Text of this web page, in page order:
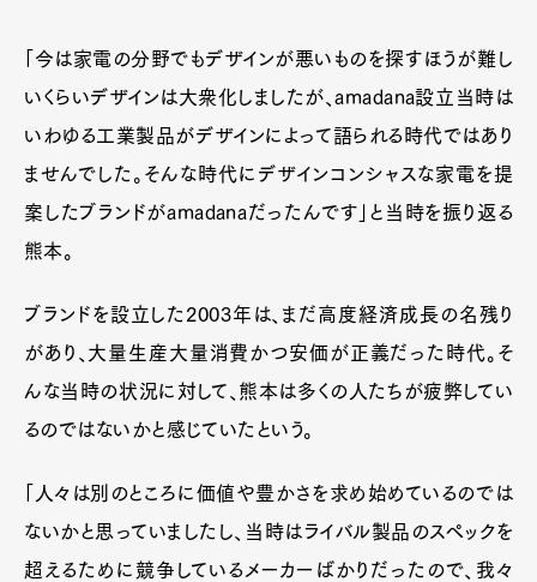
「今は家電の分野でもデザインが悪いものを探すほうが難し
いくらいデザインは大衆化しましたが、amadana設立当時は
いわゆる工業製品がデザインによって語られる時代ではあり
ませんでした。そんな時代にデザインコンシャスな家電を提
案したブランドがamadanaだったんです」と当時を振り返る
熊本。
ブランドを設立した2003年は、まだ高度経済成長の名残り
があり、大量生産大量消費かつ安価が正義だった時代。そ
んな当時の状況に対して、熊本は多くの人たちが疲弊してい
るのではないかと感じていたという。
「人々は別のところに価値や豊かさを求め始めているのでは
ないかと思っていましたし、当時はライバル製品のスペックを
超えるために競争しているメーカーばかりだったので、我々